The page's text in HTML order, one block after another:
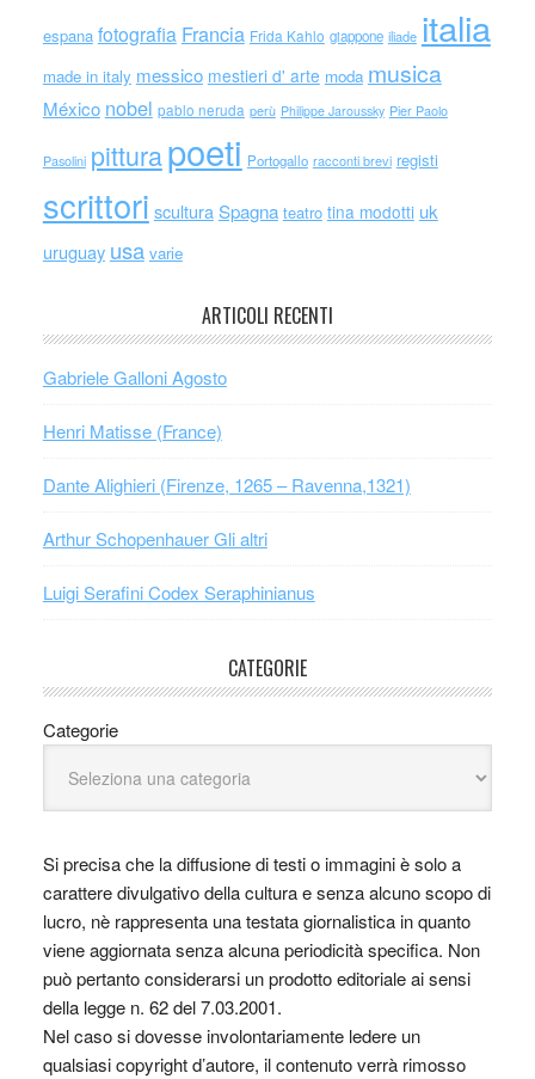
espana fotografia Francia Frida Kahlo giappone iliade italia
made in italy messico mestieri d' arte moda musica
México nobel pablo neruda perù Philippe Jaroussky Pier Paolo
Pasolini pitturapoeti Portogallo racconti brevi registi
scrittori scultura Spagna teatro tina modotti uk
uruguay usa varie
ARTICOLI RECENTI
Gabriele Galloni Agosto
Henri Matisse (France)
Dante Alighieri (Firenze, 1265 – Ravenna,1321)
Arthur Schopenhauer Gli altri
Luigi Serafini Codex Seraphinianus
CATEGORIE
Categorie
Si precisa che la diffusione di testi o immagini è solo a
carattere divulgativo della cultura e senza alcuno scopo di
lucro, nè rappresenta una testata giornalistica in quanto
viene aggiornata senza alcuna periodicità specifica. Non
può pertanto considerarsi un prodotto editoriale ai sensi
della legge n. 62 del 7.03.2001.
Nel caso si dovesse involontariamente ledere un
qualsiasi copyright d’autore, il contenuto verrà rimosso